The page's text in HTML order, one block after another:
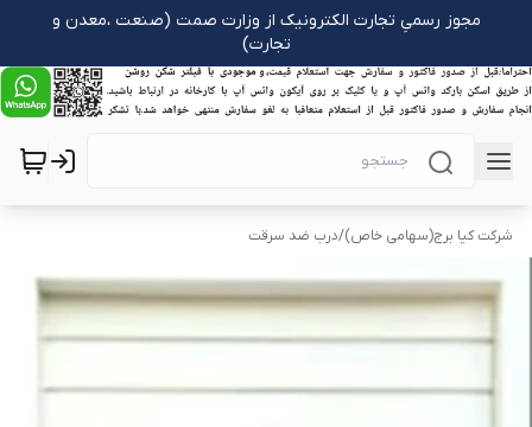
مجوز رسمیِ تجارت الکترونیک از وزارت صمت (صنعت ،معدن و
تجارت)
شرکت کیا برج(سهامی خاص)/درب ضد سرقت